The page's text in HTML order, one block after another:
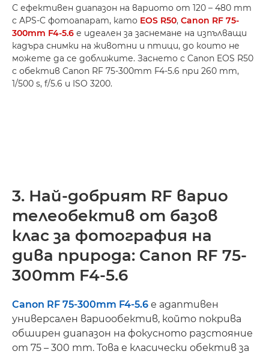
С ефективен диапазон на вариото от 120 – 480 mm
с APS-C фотоапарат, като EOS R50, Canon RF 75-
300mm F4-5.6 е идеален за заснемане на изпълващи
кадъра снимки на животни и птици, до които не
можете да се доближите. Заснето с Canon EOS R50
с обектив Canon RF 75-300mm F4-5.6 при 260 mm,
1/500 s, f/5.6 и ISO 3200.
3. Най-добрият RF варио
телеобектив от базов
клас за фотография на
дива природа: Canon RF 75-
300mm F4-5.6
Canon RF 75-300mm F4-5.6 е адаптивен
универсален вариообектив, който покрива
обширен диапазон на фокусното разстояние
от 75 – 300 mm. Това е класически обектив за